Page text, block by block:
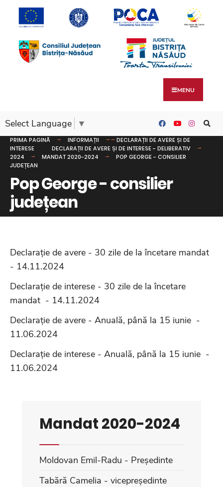
MENU
Select Language ▼
PRIMA PAGINĂ INFORMAȚII
DECLARAȚII DE AVERE ȘI DE
INTERESE
DECLARAȚII DE AVERE ȘI DE INTERESE - DELIBERATIV
2024
MANDAT 2020-2024
POP GEORGE - CONSILIER
JUDEȚEAN
Pop George - consilier
județean
Declarație de avere - 30 zile de la încetare mandat
- 14.11.2024
Declarație de interese - 30 zile de la încetare
mandat - 14.11.2024
Declarație de avere - Anuală, până la 15 iunie -
11.06.2024
Declarație de interese - Anuală, până la 15 iunie -
11.06.2024
Mandat 2020-2024
Moldovan Emil-Radu - Președinte
Tabără Camelia - vicepreședinte